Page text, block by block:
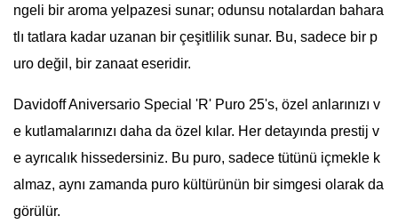
ngeli bir aroma yelpazesi sunar; odunsu notalardan bahara
tlı tatlara kadar uzanan bir çeşitlilik sunar. Bu, sadece bir p
uro değil, bir zanaat eseridir.
Davidoff Aniversario Special 'R' Puro 25's, özel anlarınızı v
e kutlamalarınızı daha da özel kılar. Her detayında prestij v
e ayrıcalık hissedersiniz. Bu puro, sadece tütünü içmekle k
almaz, aynı zamanda puro kültürünün bir simgesi olarak da
görülür.